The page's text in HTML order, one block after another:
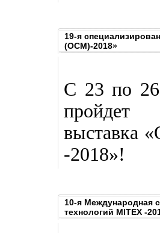
19-я
(ОСМ)-2018»
С 23 по
пройдет
выставка
-2018»!
10-я Международная
технологий MITEX -